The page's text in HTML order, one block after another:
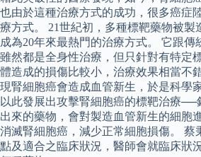
也由於這種治療方式的成功，很多癌症
療方式。 21世紀初，多種標靶藥物被製
成為20年來最熱門的治療方式。 它跟傳
雖然都是全身性治療，但只針對有特定
體造成的損傷比較小，治療效果相當不
現腎細胞癌會造成血管新生，於是科學
以此發展出攻擊腎細胞癌的標靶治療──
出來的藥物，會對製造血管新生的細胞
消滅腎細胞癌，減少正常細胞損傷。 蔡
點及適合之臨床狀況，醫師會就臨床狀